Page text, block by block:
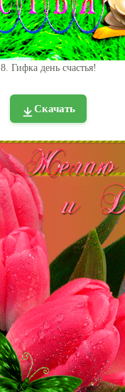
8. Гифка день счастья!
Скачать